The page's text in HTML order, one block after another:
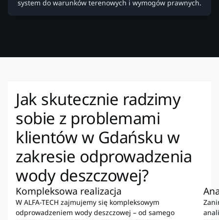
system do warunków terenowych i wymogów prawnych.
Jak skutecznie radzimy
sobie z problemami
klientów w Gdańsku w
zakresie odprowadzenia
wody deszczowej?
Kompleksowa realizacja
W ALFA-TECH zajmujemy się kompleksowym
odprowadzeniem wody deszczowej – od samego